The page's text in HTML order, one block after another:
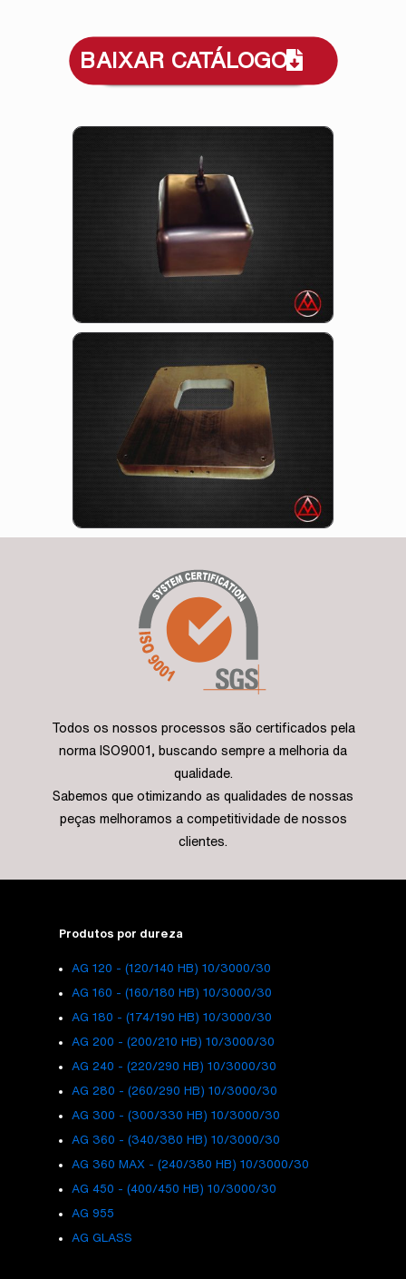
BAIXAR CATÁLOGO
Todos os nossos processos são certificados pela
norma ISO9001, buscando sempre a melhoria da
qualidade.
Sabemos que otimizando as qualidades de nossas
peças melhoramos a competitividade de nossos
clientes.
Produtos por dureza
AG 120 - (120/140 HB) 10/3000/30
AG 160 - (160/180 HB) 10/3000/30
AG 180 - (174/190 HB) 10/3000/30
AG 200 - (200/210 HB) 10/3000/30
AG 240 - (220/290 HB) 10/3000/30
AG 280 - (260/290 HB) 10/3000/30
AG 300 - (300/330 HB) 10/3000/30
AG 360 - (340/380 HB) 10/3000/30
AG 360 MAX - (240/380 HB) 10/3000/30
AG 450 - (400/450 HB) 10/3000/30
AG 955
AG GLASS